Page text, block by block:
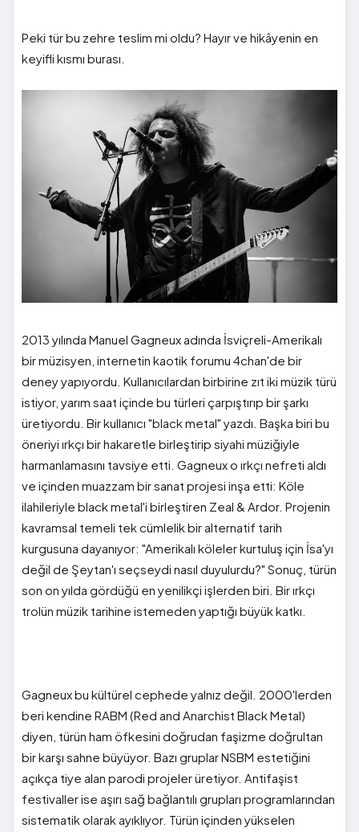
Peki tür bu zehre teslim mi oldu? Hayır ve hikâyenin en
keyifli kısmı burası.
2013 yılında Manuel Gagneux adında İsviçreli-Amerikalı
bir müzisyen, internetin kaotik forumu 4chan'de bir
deney yapıyordu. Kullanıcılardan birbirine zıt iki müzik türü
istiyor, yarım saat içinde bu türleri çarpıştırıp bir şarkı
üretiyordu. Bir kullanıcı "black metal" yazdı. Başka biri bu
öneriyi ırkçı bir hakaretle birleştirip siyahi müziğiyle
harmanlamasını tavsiye etti. Gagneux o ırkçı nefreti aldı
ve içinden muazzam bir sanat projesi inşa etti: Köle
ilahileriyle black metal'i birleştiren Zeal & Ardor. Projenin
kavramsal temeli tek cümlelik bir alternatif tarih
kurgusuna dayanıyor: "Amerikalı köleler kurtuluş için İsa'yı
değil de Şeytan'ı seçseydi nasıl duyulurdu?" Sonuç, türün
son on yılda gördüğü en yenilikçi işlerden biri. Bir ırkçı
trolün müzik tarihine istemeden yaptığı büyük katkı.
Gagneux bu kültürel cephede yalnız değil. 2000'lerden
beri kendine RABM (Red and Anarchist Black Metal)
diyen, türün ham öfkesini doğrudan faşizme doğrultan
bir karşı sahne büyüyor. Bazı gruplar NSBM estetiğini
açıkça tiye alan parodi projeler üretiyor. Antifaşist
festivaller ise aşırı sağ bağlantılı grupları programlarından
sistematik olarak ayıklıyor. Türün içinden yükselen